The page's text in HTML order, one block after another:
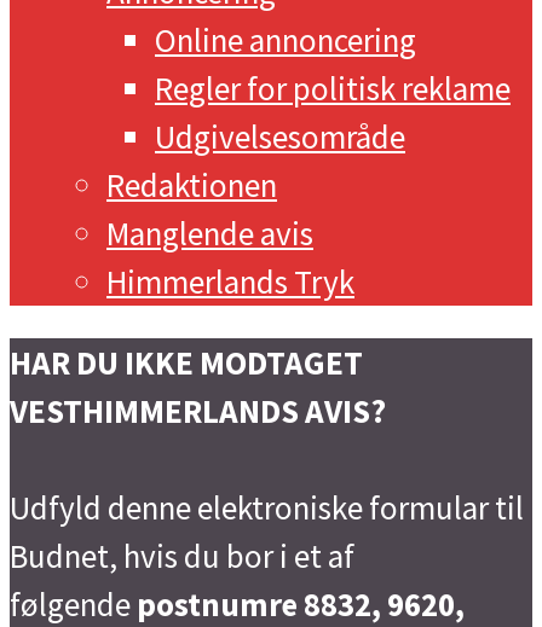
Online annoncering
Regler for politisk reklame
Udgivelsesområde
Redaktionen
Manglende avis
Himmerlands Tryk
HAR DU IKKE MODTAGET
VESTHIMMERLANDS AVIS?
Udfyld denne elektroniske formular til
Budnet, hvis du bor i et af
følgende postnumre 8832, 9620,